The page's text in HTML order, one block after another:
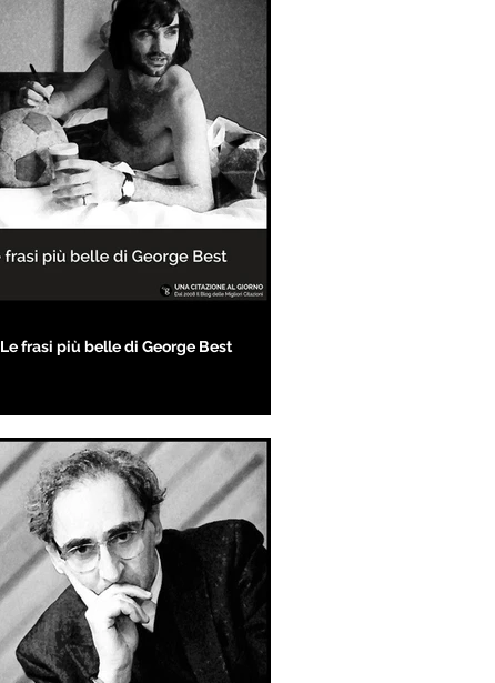
Le frasi più belle di George Best